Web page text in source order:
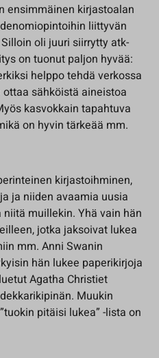
ensimmäinen kirjastoalan
liittyvän
oli juuri siirrytty atk-
on tuonut paljon hyvää:
helppo tehdä verkossa
sähköistä aineistoa
kasvokkain tapahtuva
on hyvin tärkeää mm.
kirjastoihminen,
ja niiden avaamia uusia
muillekin. Yhä vain hän
jotka jaksoivat lukea
mm. Anni Swanin
hän lukee paperikirjoja
Agatha Christiet
Muukin
pitäisi lukea” -lista on